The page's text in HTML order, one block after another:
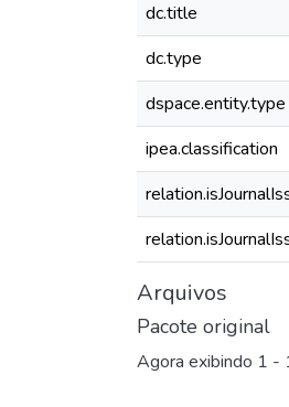
dc.title
dc.type
dspace.entity.type
ipea.classification
Arquivos
Pacote original
Agora exibindo 1 -